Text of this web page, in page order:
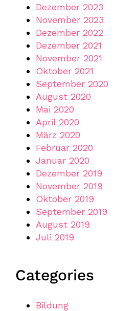
Dezember 2023
November 2023
Dezember 2022
Dezember 2021
November 2021
Oktober 2021
September 2020
August 2020
Mai 2020
April 2020
März 2020
Februar 2020
Januar 2020
Dezember 2019
November 2019
Oktober 2019
September 2019
August 2019
Juli 2019
Categories
Bildung